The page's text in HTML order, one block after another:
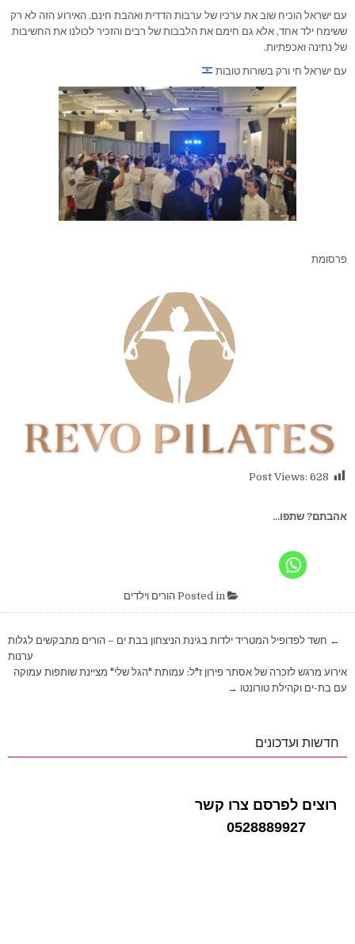
עם ישראל הוכיח שוב את ערכיו של ערבות הדדית ואהבת חינם. האירוע הזה לא רק
ששימח ילד אחד, אלא גם חימם את הלבבות של רבים והזכיר לכולנו את החשיבות
של נתינה ואכפתיות.
עם ישראל חי ורק בשורות טובות
פרסומת
Post Views: 628
אהבתם? שתפו...
הורים וילדים
ניווט
← חשד לפדופיל המטריד ילדות בגינת הניצחון בבת ים – הורים מתבקשים לגלות
ערנות
אירוע מרגש לזכרה של אסתר פירון ז"ל: עמותת "הגל שלי" מציינת שותפות עמוקה
עם בת-ים וקהילת טורונטו →
חדשות ועדכונים
רוצים לפרסם צרו קשר
0528889927